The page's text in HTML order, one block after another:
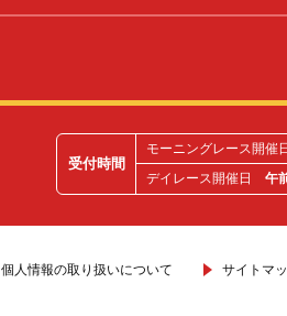
受付時間
モーニングレース開催
デイレース開催日 午
個人情報の取り扱いについて サイトマ